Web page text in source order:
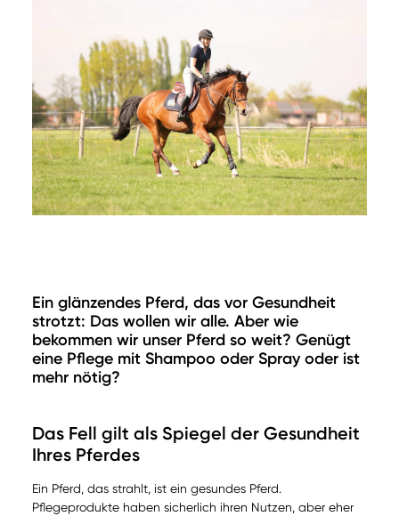
Ein glänzendes Pferd, das vor Gesundheit
strotzt: Das wollen wir alle. Aber wie
bekommen wir unser Pferd so weit? Genügt
eine Pflege mit Shampoo oder Spray oder ist
mehr nötig?
Das Fell gilt als Spiegel der Gesundheit
Ihres Pferdes
Ein Pferd, das strahlt, ist ein gesundes Pferd.
Pflegeprodukte haben sicherlich ihren Nutzen, aber eher